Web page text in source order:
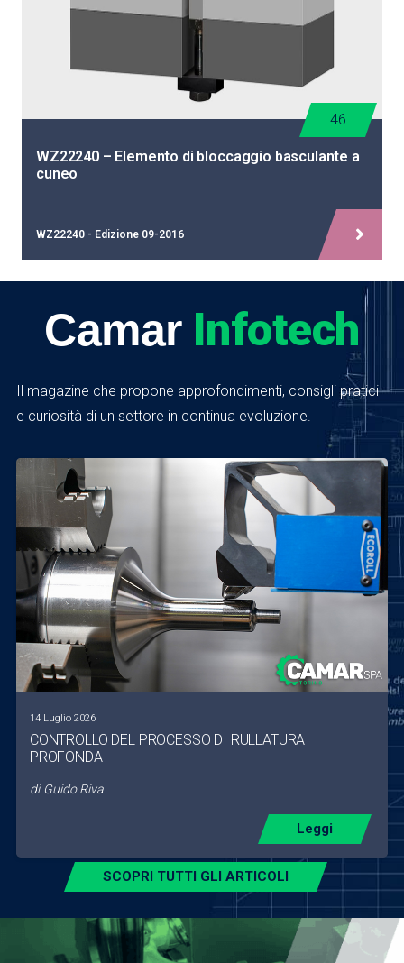
WZ22240 – Elemento di bloccaggio basculante a
cuneo
46
WZ22240 - Edizione 09-2016
Camar Infotech
Il magazine che propone approfondimenti, consigli pratici
e curiosità di un settore in continua evoluzione.
14 Luglio 2026
CONTROLLO DEL PROCESSO DI RULLATURA
PROFONDA
di Guido Riva
Leggi
SCOPRI TUTTI GLI ARTICOLI